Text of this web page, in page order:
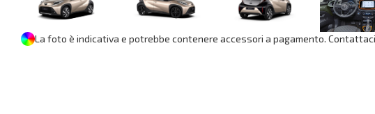
La foto è indicativa e potrebbe contenere accessori a pagamento.